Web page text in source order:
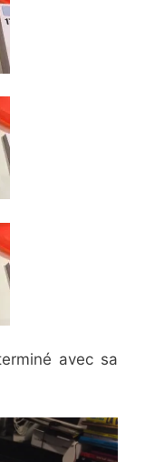
avec sa